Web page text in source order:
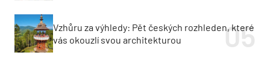
Vzhůru za výhledy: Pět českých rozhleden, které
vás okouzlí svou architekturou